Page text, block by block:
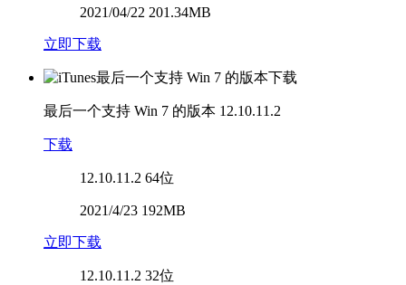
2021/04/22 201.34MB
立即下载
最后一个支持 Win 7 的版本 12.10.11.2
下载
12.10.11.2 64位
2021/4/23 192MB
立即下载
12.10.11.2 32位